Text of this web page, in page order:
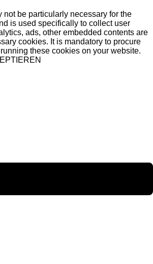
not be particularly necessary for the
is used specifically to collect user
ads, other embedded contents are
cookies. It is mandatory to procure
these cookies on your website.